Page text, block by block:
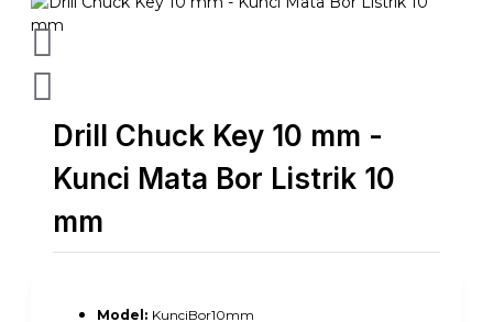
Drill Chuck Key 10 mm -
Kunci Mata Bor Listrik 10
mm
Model: KunciBor10mm